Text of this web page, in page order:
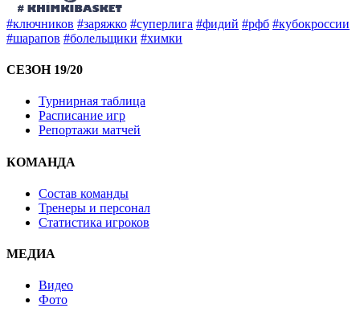
#ключников #заряжко #суперлига #фидий #рфб #кубокроссии
#шарапов #болельщики #химки
СЕЗОН 19/20
Турнирная таблица
Расписание игр
Репортажи матчей
КОМАНДА
Состав команды
Тренеры и персонал
Статистика игроков
МЕДИА
Видео
Фото